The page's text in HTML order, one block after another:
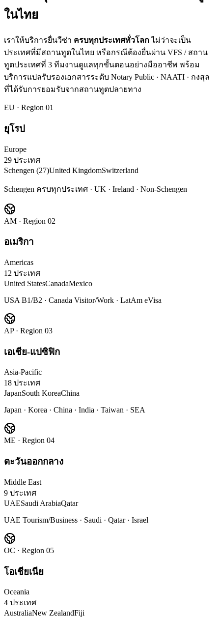
ในไทย
เราให้บริการยื่นวีซ่า ครบทุกประเทศทั่วโลกไม่ว่าจะเป็น
ประเทศที่มีสถานทูตในไทย หรือกรณีต้องยื่นผ่าน VFS / สถาน
ทูตประเทศที่ 3 ทีมงานดูแลทุกขั้นตอนอย่างมืออาชีพ พร้อม
บริการแปลรับรองเอกสารระดับ Notary Public · NAATI · กงสุล
ที่ได้รับการยอมรับจากสถานทูตปลายทาง
EU · Region 01
ยุโรป
Europe
29 ประเทศ
Schengen (27)United KingdomSwitzerland
Schengen ครบทุกประเทศ · UK · Ireland · Non-Schengen
AM · Region 02
อเมริกา
Americas
12 ประเทศ
United StatesCanadaMexico
USA B1/B2 · Canada Visitor/Work · LatAm eVisa
AP· Region 03
เอเชีย-แปซิฟิก
Asia-Pacific
18 ประเทศ
JapanSouth KoreaChina
Japan · Korea · China · India · Taiwan · SEA
ME · Region 04
ตะวันออกกลาง
Middle East
9 ประเทศ
UAESaudi ArabiaQatar
UAE Tourism/Business · Saudi · Qatar · Israel
OC · Region 05
โอเชียเนีย
Oceania
4 ประเทศ
AustraliaNew ZealandFiji